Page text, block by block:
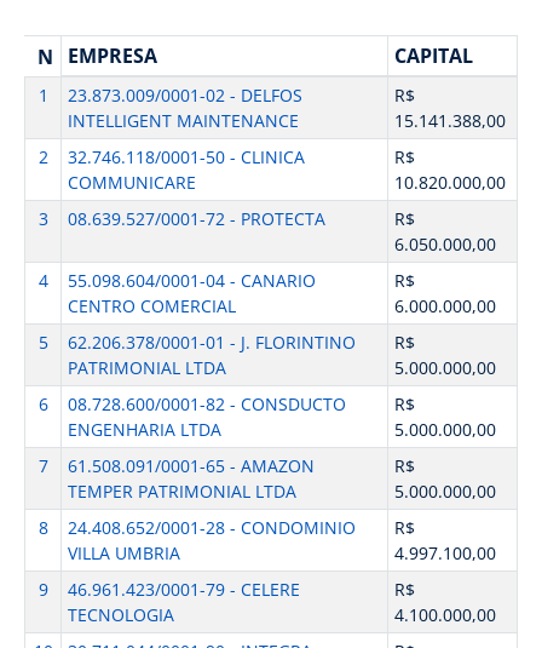
N EMPRESA CAPITAL
1
23.873.009/0001-02 - DELFOS
INTELLIGENT MAINTENANCE
R$
15.141.388,00
2
32.746.118/0001-50 - CLINICA
COMMUNICARE
R$
10.820.000,00
3
08.639.527/0001-72 - PROTECTA
R$
6.050.000,00
4
55.098.604/0001-04 - CANARIO
CENTRO COMERCIAL
R$
6.000.000,00
5
62.206.378/0001-01 - J. FLORINTINO
PATRIMONIAL LTDA
R$
5.000.000,00
6
08.728.600/0001-82 - CONSDUCTO
ENGENHARIA LTDA
R$
5.000.000,00
7
61.508.091/0001-65 - AMAZON
TEMPER PATRIMONIAL LTDA
R$
5.000.000,00
8
24.408.652/0001-28 - CONDOMINIO
VILLA UMBRIA
R$
4.997.100,00
9
46.961.423/0001-79 - CELERE
TECNOLOGIA
R$
4.100.000,00